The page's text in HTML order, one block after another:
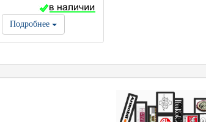
Подробнее